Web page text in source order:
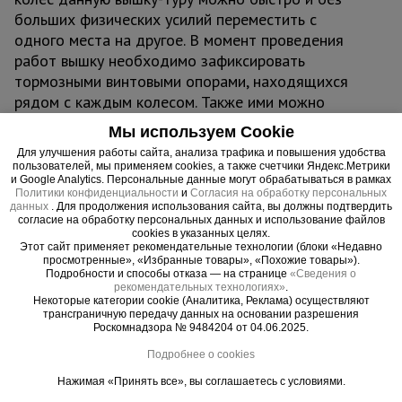
больших физических усилий переместить с
одного места на другое. В момент проведения
работ вышку необходимо зафиксировать
тормозными винтовыми опорами, находящихся
рядом с каждым колесом. Также ими можно
тонко отрегулировать высоту вышки. Это
необходимо, если вы работаете на неровной
площадке.
Вышка рассчитана на вес до 250 кг. На ней
комфортно может разместиться рабочий с
необходимым оборудованием.
Модель изготовлена в соответствии с
требованиями ГОСТ Р 58755-2019.
* Минимальные значения при зазоре между
выдвинутых винтовых домкратах высота
Мы используем Cookie
Для улучшения работы сайта, анализа трафика и повышения удобства
пользователей, мы применяем cookies, а также счетчики Яндекс.Метрики
и Google Analytics. Персональные данные могут обрабатываться в рамках
Политики конфиденциальности и Согласия на обработку персональных
данных
. Для продолжения использования сайта, вы должны подтвердить
согласие на обработку персональных данных и использование файлов
cookies в указанных целях.
Этот сайт применяет рекомендательные технологии (блоки «Недавно
просмотренные», «Избранные товары», «Похожие товары»).
Подробности и способы отказа — на странице «Сведения о
рекомендательных технологиях»
Некоторые категории cookie (Аналитика, Реклама) осуществляют
трансграничную передачу данных на основании разрешения
Роскомнадзора № 9484204 от 04.06.2025.
Подробнее о cookies
Нажимая «Принять все», вы соглашаетесь с условиями.